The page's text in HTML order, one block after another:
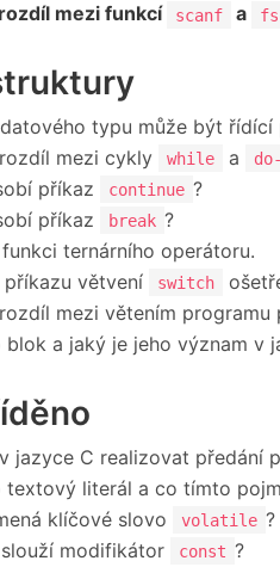
mezi funkcí
scanf a
typu může být řídící
mezi cykly
while a
příkaz
continue ?
příkaz
break ?
ternárního operátoru.
větvení
switch
mezi větením programu
blok a jaký je jeho význam v
jazyce C realizovat předání
textový literál a co tímto
klíčové slovo
volatile ?
modifikátor
const ?